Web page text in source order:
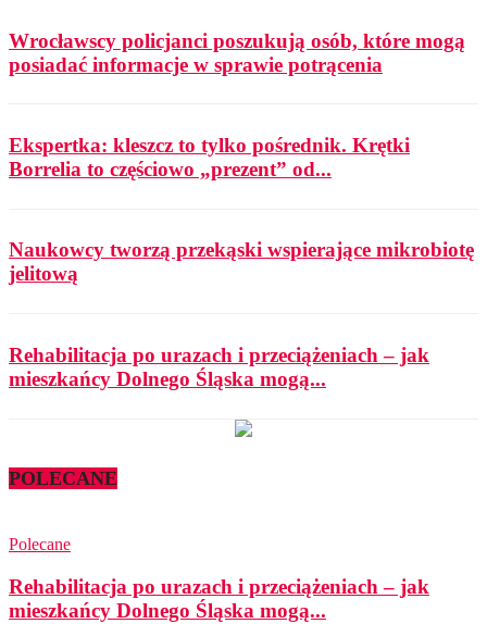
Wrocławscy policjanci poszukują osób, które mogą
posiadać informacje w sprawie potrącenia
Ekspertka: kleszcz to tylko pośrednik. Krętki
Borrelia to częściowo „prezent” od...
Naukowcy tworzą przekąski wspierające mikrobiotę
jelitową
Rehabilitacja po urazach i przeciążeniach – jak
mieszkańcy Dolnego Śląska mogą...
POLECANE
Polecane
Rehabilitacja po urazach i przeciążeniach – jak
mieszkańcy Dolnego Śląska mogą...